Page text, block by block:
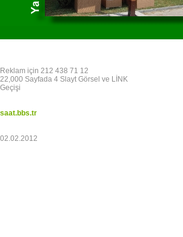
Reklam için 212 438 71 12
22,000 Sayfada 4 Slayt Görsel ve LİNK
Geçişi
saat.bbs.tr
02.02.2012